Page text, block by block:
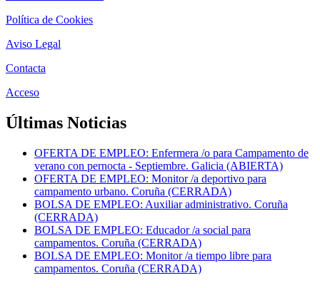
Política de Cookies
Aviso Legal
Contacta
Acceso
Últimas Noticias
OFERTA DE EMPLEO: Enfermera /o para Campamento de
verano con pernocta - Septiembre. Galicia (ABIERTA)
OFERTA DE EMPLEO: Monitor /a deportivo para
campamento urbano. Coruña (CERRADA)
BOLSA DE EMPLEO: Auxiliar administrativo. Coruña
(CERRADA)
BOLSA DE EMPLEO: Educador /a social para
campamentos. Coruña (CERRADA)
BOLSA DE EMPLEO: Monitor /a tiempo libre para
campamentos. Coruña (CERRADA)